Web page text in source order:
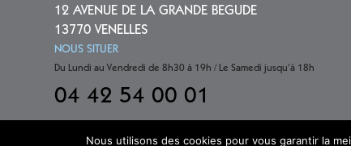
12 AVENUE DE LA GRANDE BEGUDE
13770 VENELLES
NOUS SITUER
Du Lundi au Vendredi de 8h30 à 19h / Le Samedi jusqu'à 18h
04 42 54 00 01
Nous utilisons des cookies pour vous garantir la